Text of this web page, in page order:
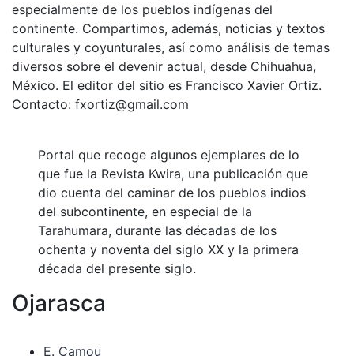
especialmente de los pueblos indígenas del
continente. Compartimos, además, noticias y textos
culturales y coyunturales, así como análisis de temas
diversos sobre el devenir actual, desde Chihuahua,
México. El editor del sitio es Francisco Xavier Ortiz.
Contacto: fxortiz@gmail.com
Portal que recoge algunos ejemplares de lo
que fue la Revista Kwira, una publicación que
dio cuenta del caminar de los pueblos indios
del subcontinente, en especial de la
Tarahumara, durante las décadas de los
ochenta y noventa del siglo XX y la primera
década del presente siglo.
Ojarasca
E. Camou